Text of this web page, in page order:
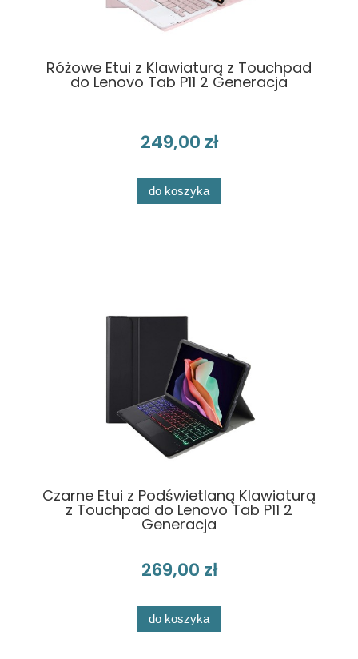
Różowe Etui z Klawiaturą z Touchpad
do Lenovo Tab P11 2 Generacja
249,00 zł
do koszyka
Czarne Etui z Podświetlaną Klawiaturą
z Touchpad do Lenovo Tab P11 2
Generacja
269,00 zł
do koszyka